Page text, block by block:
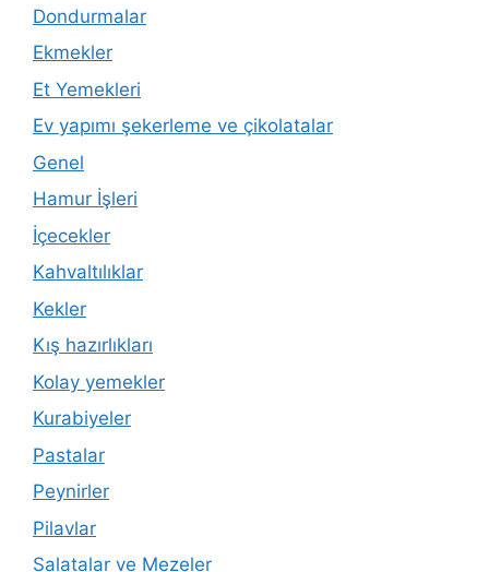
Dondurmalar
Ekmekler
Et Yemekleri
Ev yapımı şekerleme ve çikolatalar
Genel
Hamur İşleri
İçecekler
Kahvaltılıklar
Kekler
Kış hazırlıkları
Kolay yemekler
Kurabiyeler
Pastalar
Peynirler
Pilavlar
Salatalar ve Mezeler